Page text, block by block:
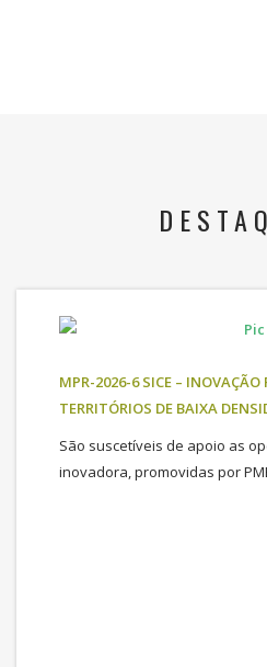
MPR-2026-6 SICE – INOVAÇÃO
TERRITÓRIOS DE BAIXA
São suscetíveis de apoio as
inovadora, promovidas por